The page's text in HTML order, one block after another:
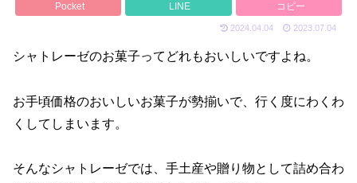
Pocket LINE コピー
2024.04.04 2023.07.04
シャトレーゼのお菓子ってどれもおいしいですよね。
お手頃価格のおいしいお菓子が勢揃いで、行く度にわくわ
くしてしまいます。
そんなシャトレーゼでは、手土産や贈り物として詰め合わ